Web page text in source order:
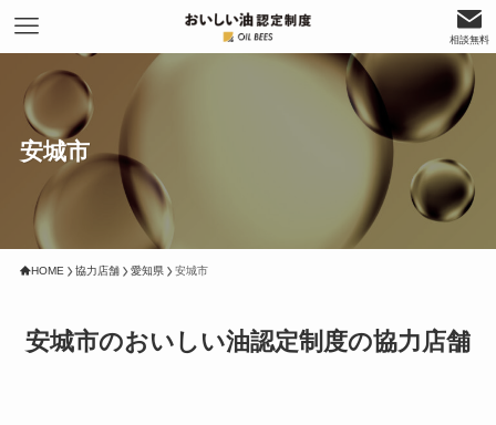
相談無料
安城市
HOME 協力店舗 愛知県 安城市
安城市のおいしい油認定制度の協力店舗